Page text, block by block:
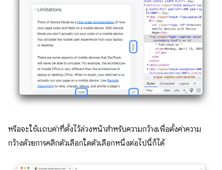
หรือจะใช้แถบค่าที่ตั้งไว้ล่วงหน้าสำหรับความกว้างเพื่อตั้งค่าความ
กว้างด้วยการคลิกตัวเลือกใดตัวเลือกหนึ่งต่อไปนี้ก็ได้